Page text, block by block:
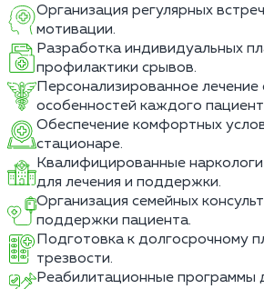
Организация регулярных
мотивации.
Разработка индивидуальных
профилактики срывов.
Персонализированное лечение
особенностей каждого
Обеспечение комфортных
стационаре.
Квалифицированные
для лечения и поддержки.
Организация семейных
поддержки пациента.
Подготовка к долгосрочному
трезвости.
Реабилитационные программы